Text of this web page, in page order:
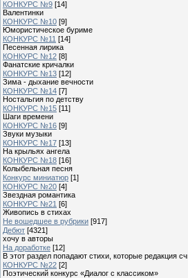
КОНКУРС №9 [14]
Валентинки
КОНКУРС №10 [9]
Юмористическое буриме
КОНКУРС №11 [14]
Песенная лирика
КОНКУРС №12 [8]
Фанатские кричалки
КОНКУРС №13 [12]
Зима - дыхание вечности
КОНКУРС №14 [7]
Ностальгия по детству
КОНКУРС №15 [11]
Шаги времени
КОНКУРС №16 [9]
Звуки музыки
КОНКУРС №17 [13]
На крыльях ангела
КОНКУРС №18 [16]
Колыбельная песня
Конкурс миниатюр [1]
КОНКУРС №20 [4]
Звездная романтика
КОНКУРС №21 [6]
Живопись в стихах
Не вошедшее в рубрики [917]
Дебют [4321]
хочу в авторы
На доработке [12]
В этот раздел попадают стихи, которые редакция
КОНКУРС №22 [2]
Поэтический конкурс «Диалог с классиком»